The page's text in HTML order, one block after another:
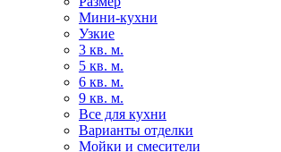
Мини-кухни
Узкие
3 кв. м.
5 кв. м.
6 кв. м.
9 кв. м.
Все для кухни
Варианты отделки
Мойки и смесители